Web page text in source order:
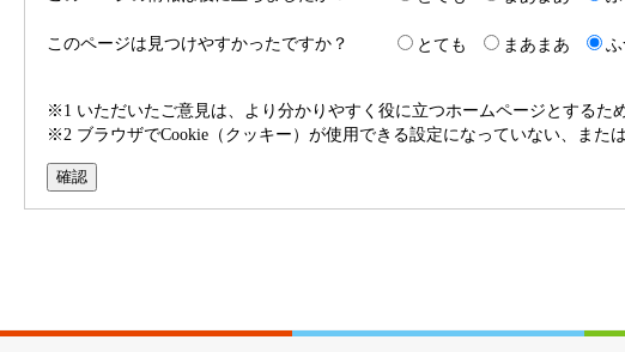
このページは見つけやすかったですか？
とても まあまあ ふ
※1 いただいたご意見は、より分かりやすく役に立つホームページとするた
※2 ブラウザでCookie（クッキー）が使用できる設定になっていない、また